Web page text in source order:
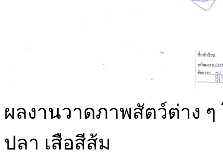
ผลงานวาดภาพสัตว์ต่าง
ปลา เสือสีส้ม